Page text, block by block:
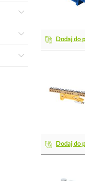
Dodaj do
Dodaj do